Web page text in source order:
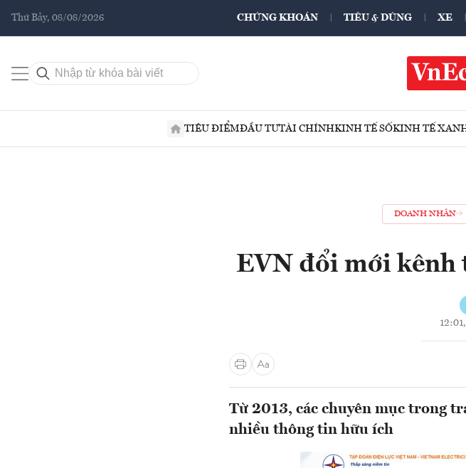
Thứ Bảy, 08/08/2026 CHỨNG KHOÁN TIÊU & DÙNG XE
TIÊU ĐIỂMĐẦU TƯTÀI CHÍNHKINH TẾ SỐKINH TẾ
DOANH NHÂN
EVN đổi mới kênh
Từ 2013, các chuyên mục trong
nhiều thông tin hữu ích